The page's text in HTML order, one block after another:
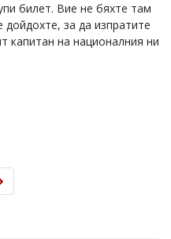
билет. Вие не бяхте там
за да изпратите
капитан на националния ни